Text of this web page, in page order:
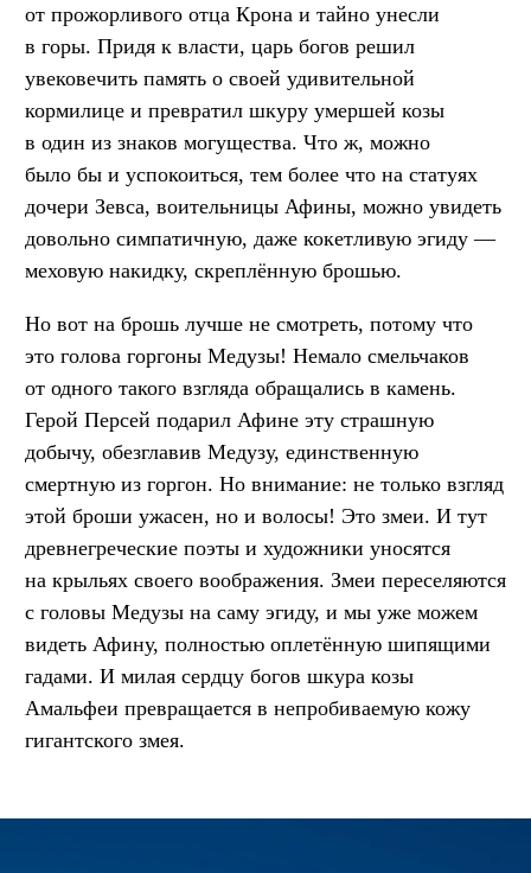
от прожорливого отца Крона и тайно унесли
в горы. Придя к власти, царь богов решил
увековечить память о своей удивительной
кормилице и превратил шкуру умершей козы
в один из знаков могущества. Что ж, можно
было бы и успокоиться, тем более что на статуях
дочери Зевса, воительницы Афины, можно увидеть
довольно симпатичную, даже кокетливую эгиду —
меховую накидку, скреплённую брошью.
Но вот на брошь лучше не смотреть, потому что
это голова горгоны Медузы! Немало смельчаков
от одного такого взгляда обращались в камень.
Герой Персей подарил Афине эту страшную
добычу, обезглавив Медузу, единственную
смертную из горгон. Но внимание: не только взгляд
этой броши ужасен, но и волосы! Это змеи. И тут
древнегреческие поэты и художники уносятся
на крыльях своего воображения. Змеи переселяются
с головы Медузы на саму эгиду, и мы уже можем
видеть Афину, полностью оплетённую шипящими
гадами. И милая сердцу богов шкура козы
Амальфеи превращается в непробиваемую кожу
гигантского змея.